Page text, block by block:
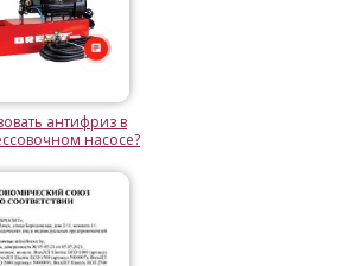
антифриз в
насосе?